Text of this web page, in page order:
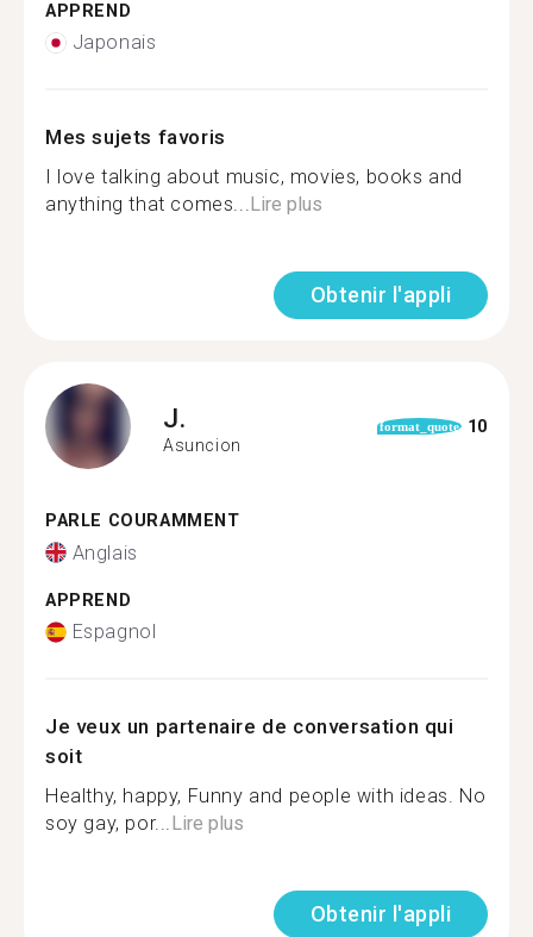
APPREND
Japonais
Mes sujets favoris
I love talking about music, movies, books and
anything that comes...Lire plus
Obtenir l'appli
J.
Asuncion
format_quote 10
PARLE COURAMMENT
Anglais
APPREND
Espagnol
Je veux un partenaire de conversation qui
soit
Healthy, happy, Funny and people with ideas. No
soy gay, por...Lire plus
Obtenir l'appli